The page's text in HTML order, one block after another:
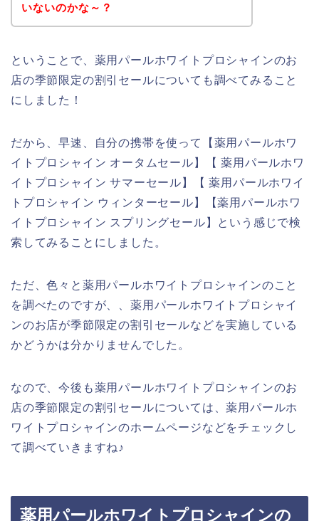
いないのかな～？
ということで、薬用パールホワイトプロシャインのお
店の季節限定の割引セールについても調べてみること
にしました！
だから、早速、自分の携帯を使って【薬用パールホワ
イトプロシャイン オータムセール】【 薬用パールホワ
イトプロシャイン サマーセール】【 薬用パールホワイ
トプロシャイン ウィンターセール】【薬用パールホワ
イトプロシャイン スプリングセール】という感じで検
索してみることにしました。
ただ、色々と薬用パールホワイトプロシャインのこと
を調べたのですが、、薬用パールホワイトプロシャイ
ンのお店が季節限定の割引セールなどを実施している
かどうかは分かりませんでした。
なので、今後も薬用パールホワイトプロシャインのお
店の季節限定の割引セールについては、薬用パールホ
ワイトプロシャインのホームページなどをチェックし
て調べていきますね♪
薬用パールホワイトプロシャインの